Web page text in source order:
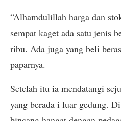
“Alhamdulillah harga dan
sempat kaget ada satu jenis
ribu. Ada juga yang beli
paparnya.
Setelah itu ia mendatangi
yang berada i luar gedung.